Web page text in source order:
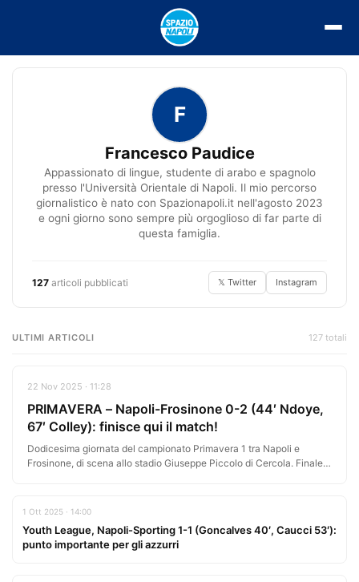
F
Francesco Paudice
Appassionato di lingue, studente di arabo e spagnolo
presso l'Università Orientale di Napoli. Il mio percorso
giornalistico è nato con Spazionapoli.it nell'agosto 2023
e ogni giorno sono sempre più orgoglioso di far parte di
questa famiglia.
127 articoli pubblicati 𝕏 Twitter Instagram
ULTIMI ARTICOLI 127 totali
22 Nov 2025 · 11:28
PRIMAVERA – Napoli-Frosinone 0-2 (44′ Ndoye,
67′ Colley): finisce qui il match!
Dodicesima giornata del campionato Primavera 1 tra Napoli e
Frosinone, di scena allo stadio Giuseppe Piccolo di Cercola. Finale
1 Ott 2025 · 14:00
Youth League, Napoli-Sporting 1-1 (Goncalves 40′, Caucci 53′):
punto importante per gli azzurri